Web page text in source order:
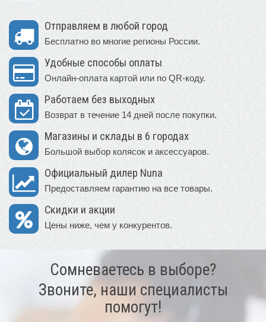
Отправляем в любой город
Бесплатно во многие регионы России.
Удобные способы оплаты
Онлайн-оплата картой или по QR-коду.
Работаем без выходных
Возврат в течение 14 дней после покупки.
Магазины и склады в 6 городах
Большой выбор колясок и аксессуаров.
Официальный дилер Nuna
Предоставляем гарантию на все товары.
Скидки и акции
Цены ниже, чем у конкурентов.
Сомневаетесь в выборе?
Звоните, наши специалисты
помогут!